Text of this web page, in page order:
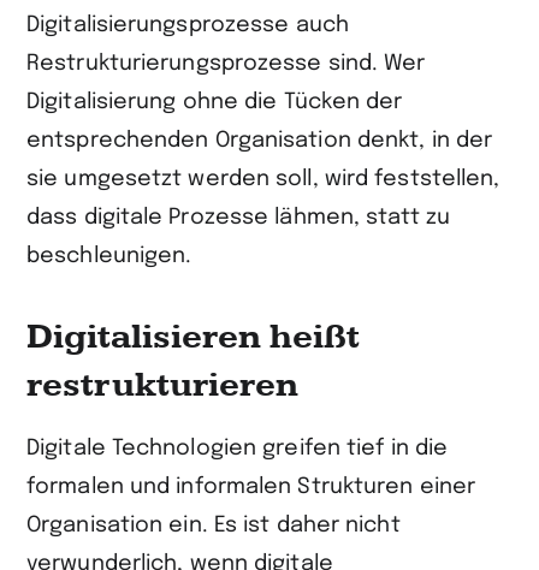
Digitalisierungsprozesse auch
Restrukturierungsprozesse sind. Wer
Digitalisierung ohne die Tücken der
entsprechenden Organisation denkt, in der
sie umgesetzt werden soll, wird feststellen,
dass digitale Prozesse lähmen, statt zu
beschleunigen.
Digitalisieren heißt
restrukturieren
Digitale Technologien greifen tief in die
formalen und informalen Strukturen einer
Organisation ein. Es ist daher nicht
verwunderlich, wenn digitale